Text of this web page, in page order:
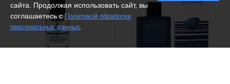
сайта. Продолжая использовать сайт, вы
соглашаетесь сПолитикой обработки
персональных данных